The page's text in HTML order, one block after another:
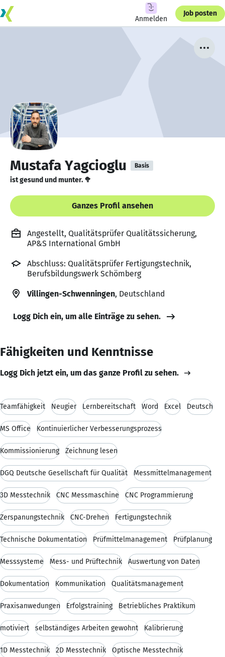
Anmelden
Job posten
Mustafa Yagcioglu Basis
ist gesund und munter. 🥦
Ganzes Profil ansehen
Angestellt, Qualitätsprüfer Qualitätssicherung,
AP&S International GmbH
Abschluss: Qualitätsprüfer Fertigungstechnik,
Berufsbildungswerk Schömberg
Villingen-Schwenningen, Deutschland
Logg Dich ein, um alle Einträge zu sehen.
Fähigkeiten und Kenntnisse
Logg Dich jetzt ein, um das ganze Profil zu sehen.
Teamfähigkeit Neugier Lernbereitschaft Word Excel Deutsch
MS Office Kontinuierlicher Verbesserungsprozess
Kommissionierung Zeichnung lesen
DGQ Deutsche Gesellschaft für Qualität Messmittelmanagement
3D Messtechnik CNC Messmaschine CNC Programmierung
Zerspanungstechnik CNC-Drehen Fertigungstechnik
Technische Dokumentation Prüfmittelmanagement Prüfplanung
Messsysteme Mess- und Prüftechnik Auswertung von Daten
Dokumentation Kommunikation Qualitätsmanagement
Praxisanwedungen Erfolgstraining Betriebliches Praktikum
motiviert selbständiges Arbeiten gewohnt Kalibrierung
1D Messtechnik 2D Messtechnik Optische Messtechnik